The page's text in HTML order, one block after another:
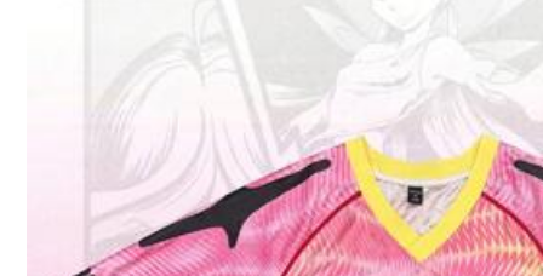
Pagamenti sicuri · Tutela della privacy
Venduto e spedito dal venditore professionale: Lincker
Informazioni e obblighi del venditore
Per segnalare questo venditore e/o prodotto